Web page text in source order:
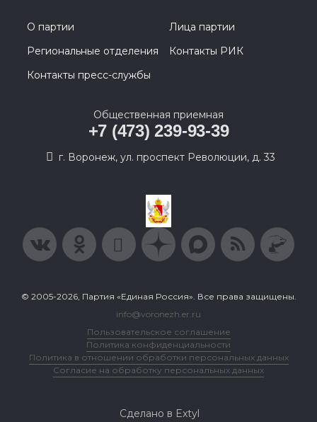
О партии
Лица партии
Региональные отделения
Контакты РИК
Контакты пресс-службы
Общественная приемная
+7 (473) 239-93-39
г. Воронеж, ул. проспект Революции, д. 33
© 2005-2026, Партия «Единая Россия». Все права защищены.
info@voronezh.er.ru
Пользовательское соглашение
Политика конфиденциальности
Политика в отношении обработки персональных данных
Согласие на обработку персональных данных
Сделано в Extyl